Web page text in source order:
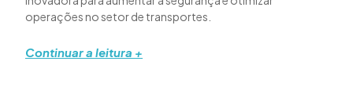
operações no setor de transportes.
Continuar a leitura +